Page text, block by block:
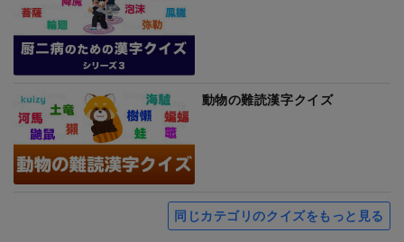
動物の難読漢字クイズ
同じカテゴリのクイズをもっと見る